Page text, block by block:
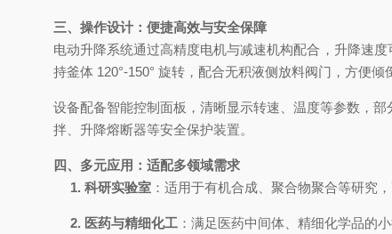
三、操作设计：便捷高效与安全保障
电动升降系统通过高精度电机与减速机构配合，升降速
持釜体 120°-150° 旋转，配合无积液侧放料阀门，方便倾
设备配备智能控制面板，清晰显示转速、温度等参数，部
拌、升降熔断器等安全保护装置。
四、多元应用：适配多领域需求
1. 科研实验室 ：适用于有机合成、聚合物聚合等研究
2. 医药与精细化工 ：满足医药中间体、精细化学品的